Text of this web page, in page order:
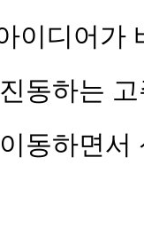
이디어가
동하는
동하면서